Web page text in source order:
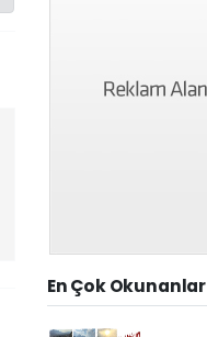
En Çok Okunanlar